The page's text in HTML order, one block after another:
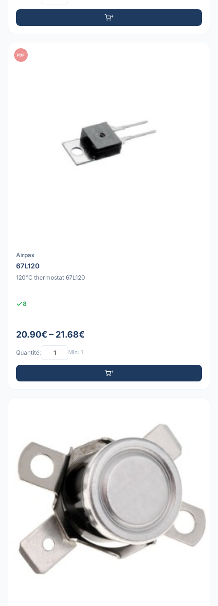
PDF
Airpax
67L120
120°C thermostat 67L120
8
20.90€ – 21.68€
Quantité: Min: 1